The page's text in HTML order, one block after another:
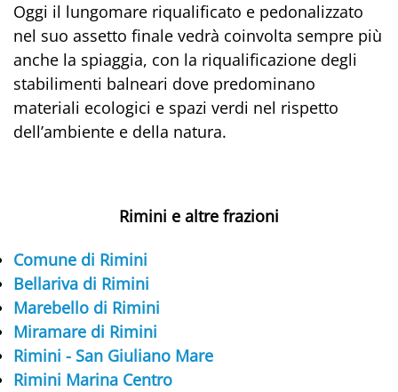
Oggi il lungomare riqualificato e pedonalizzato
nel suo assetto finale vedrà coinvolta sempre più
anche la spiaggia, con la riqualificazione degli
stabilimenti balneari dove predominano
materiali ecologici e spazi verdi nel rispetto
dell’ambiente e della natura.
Rimini e altre frazioni
Comune di Rimini
Bellariva di Rimini
Marebello di Rimini
Miramare di Rimini
Rimini - San Giuliano Mare
Rimini Marina Centro